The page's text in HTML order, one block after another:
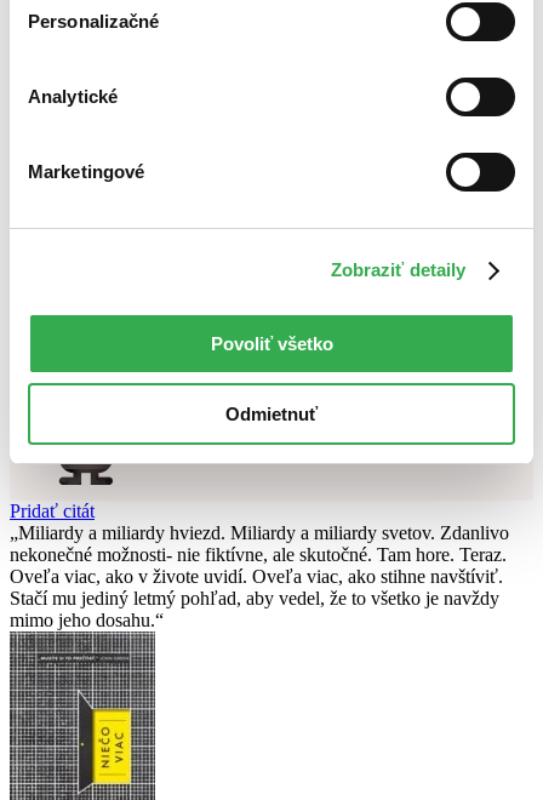
Personalizačné
Analytické
Marketingové
Zobraziť detaily
Povoliť všetko
Odmietnuť
Novinky
Najvyššia zľava
Použité filtre
Skúste prosím zmeniť vyhľadávaný výraz.
Chcete poradiť knihu?
Pridať citát
Miliardy a miliardy hviezd. Miliardy a miliardy svetov. Zdanlivo
nekonečné možnosti- nie fiktívne, ale skutočné. Tam hore. Teraz.
Oveľa viac, ako v živote uvidí. Oveľa viac, ako stihne navštíviť.
Stačí mu jediný letmý pohľad, aby vedel, že to všetko je navždy
mimo jeho dosahu.